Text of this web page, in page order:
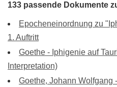
133 passende Dokumente
Epocheneinordnung zu
1. Auftritt
Goethe - Iphigenie auf
Interpretation)
Goethe, Johann Wolfgang